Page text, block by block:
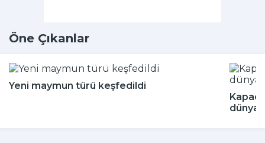
Öne Çıkanlar
Yeni maymun türü keşfedildi